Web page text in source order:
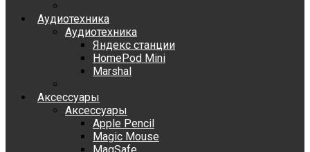
Аудиотехника
Аудиотехника
Яндекс станции
HomePod Mini
Marshal
Аксессуары
Аксессуары
Apple Pencil
Magic Mouse